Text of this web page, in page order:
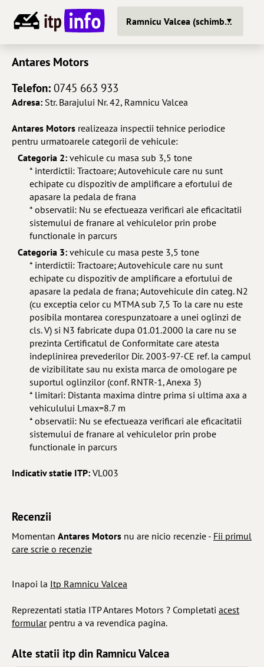
Ramnicu Valcea (schimba oras)
Antares Motors
Telefon: 0745 663 933
Adresa: Str. Barajului Nr. 42, Ramnicu Valcea
Antares Motors realizeaza inspectii tehnice periodice
pentru urmatoarele categorii de vehicule:
Categoria 2: vehicule cu masa sub 3,5 tone
* interdictii: Tractoare; Autovehicule care nu sunt
echipate cu dispozitiv de amplificare a efortului de
apasare la pedala de frana
* observatii: Nu se efectueaza verificari ale eficacitatii
sistemului de franare al vehiculelor prin probe
functionale in parcurs
Categoria 3: vehicule cu masa peste 3,5 tone
* interdictii: Tractoare; Autovehicule care nu sunt
echipate cu dispozitiv de amplificare a efortului de
apasare la pedala de frana; Autovehicule din categ. N2
(cu exceptia celor cu MTMA sub 7,5 To la care nu este
posibila montarea corespunzatoare a unei oglinzi de
cls. V) si N3 fabricate dupa 01.01.2000 la care nu se
prezinta Certificatul de Conformitate care atesta
indeplinirea prevederilor Dir. 2003-97-CE ref. la campul
de vizibilitate sau nu exista marca de omologare pe
suportul oglinzilor (conf. RNTR-1, Anexa 3)
* limitari: Distanta maxima dintre prima si ultima axa a
vehiculului Lmax=8.7 m
* observatii: Nu se efectueaza verificari ale eficacitatii
sistemului de franare al vehiculelor prin probe
functionale in parcurs
Indicativ statie ITP: VL003
Recenzii
Momentan Antares Motors nu are nicio recenzie - Fii primul
care scrie o recenzie
Inapoi la Itp Ramnicu Valcea
Reprezentati statia ITP Antares Motors ? Completati acest
formularpentru a va revendica pagina.
Alte statii itp din Ramnicu Valcea